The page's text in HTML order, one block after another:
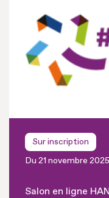
Sur inscription
Du 21 novembre
Salon en ligne